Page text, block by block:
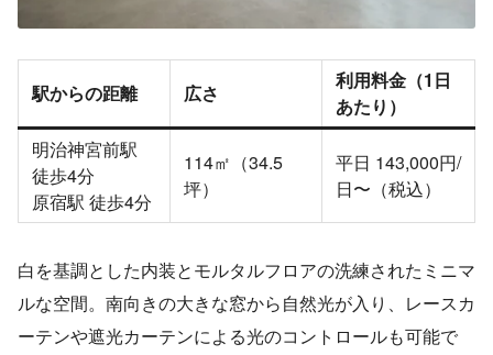
駅からの距離 広さ
利用料金（1日
あたり）
明治神宮前駅
徒歩4分
原宿駅 徒歩4分
114㎡（34.5
坪）
平日 143,000円/
日〜（税込）
白を基調とした内装とモルタルフロアの洗練されたミニマ
ルな空間。南向きの大きな窓から自然光が入り、レースカ
ーテンや遮光カーテンによる光のコントロールも可能で